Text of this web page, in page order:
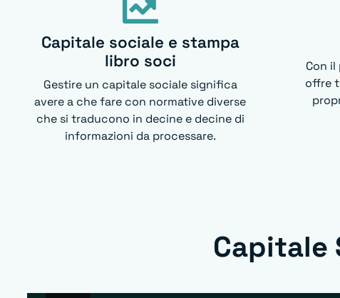
Capitale sociale e stampa
libro soci
Gestire un capitale sociale significa
avere a che fare con normative diverse
che si traducono in decine e decine di
informazioni da processare.
Con
offre
Capitale